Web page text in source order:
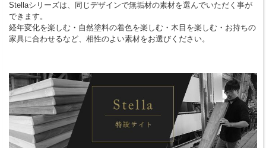
Stellaシリーズは、同じデザインで無垢材の素材を選んでいただく事が
できます。
経年変化を楽しむ・自然塗料の着色を楽しむ・木目を楽しむ・お持ちの
家具に合わせるなど、相性のよい素材をお選びください。